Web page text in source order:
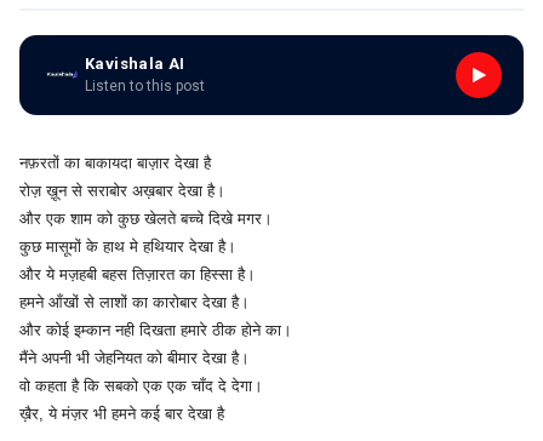
Kavishala AI
Listen to this post
नफ़रतों का बाकायदा बाज़ार देखा है
रोज़ ख़ून से सराबोर अख़बार देखा है।
और एक शाम को कुछ खेलते बच्चे दिखे मगर।
कुछ मासूमों के हाथ मे हथियार देखा है।
और ये मज़हबी बहस तिज़ारत का हिस्सा है।
हमने आँखों से लाशों का कारोबार देखा है।
और कोई इम्कान नही दिखता हमारे ठीक होने का।
मैंने अपनी भी जेहनियत को बीमार देखा है।
वो कहता है कि सबको एक एक चाँद दे देगा।
ख़ैर, ये मंज़र भी हमने कई बार देखा है